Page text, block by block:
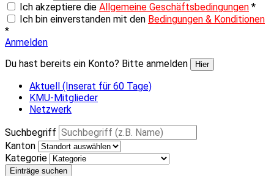
Ich akzeptiere die Allgemeine Geschäftsbedingungen *
Ich bin einverstanden mit den Bedingungen & Konditionen
*
Anmelden
Du hast bereits ein Konto? Bitte anmelden
Hier
Aktuell (Inserat für 60 Tage)
KMU-Mitglieder
Netzwerk
Suchbegriff
Kanton
Kategorie
Einträge suchen